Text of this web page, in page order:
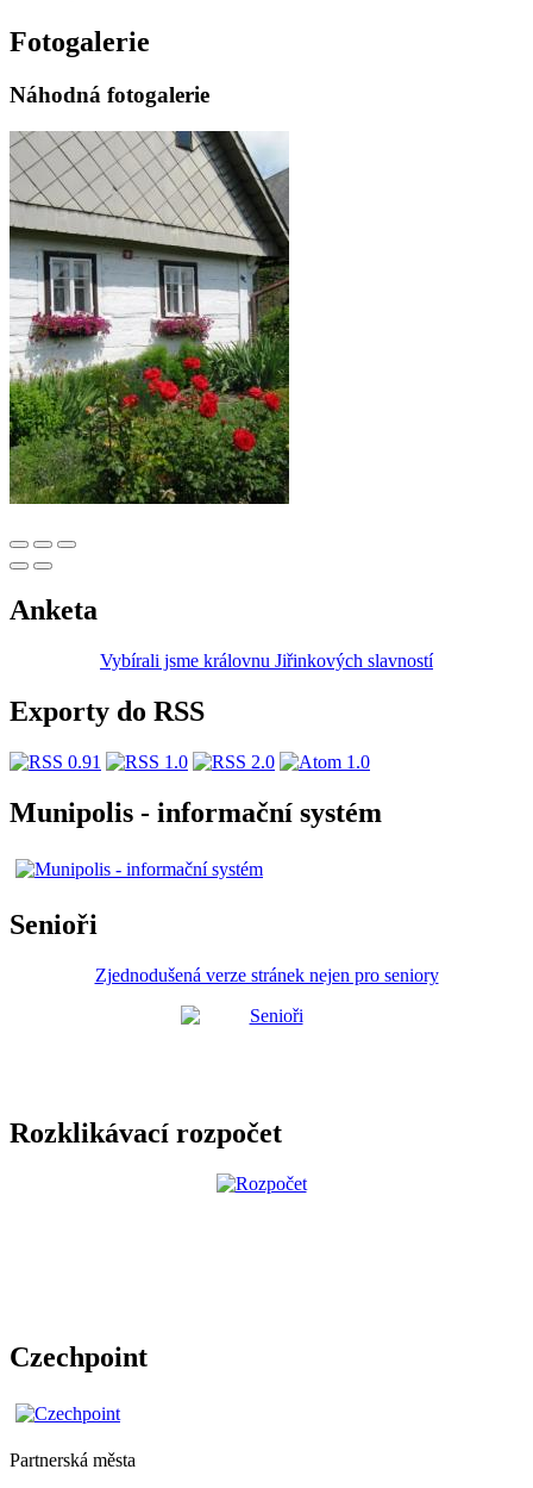
Fotogalerie
Náhodná fotogalerie
Anketa
Vybírali jsme královnu Jiřinkových slavností
Exporty do RSS
Munipolis - informační systém
Senioři
Zjednodušená verze stránek nejen pro seniory
Rozklikávací rozpočet
Czechpoint
Partnerská města